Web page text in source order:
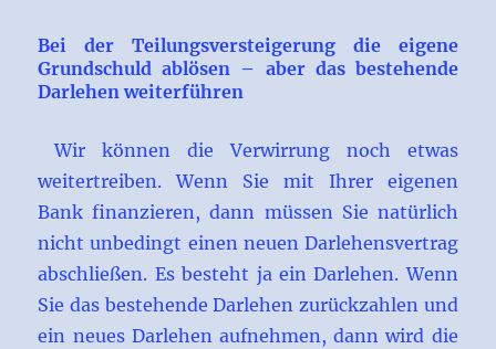
Bei der Teilungsversteigerung die eigene
Grundschuld ablösen – aber das bestehende
Darlehen weiterführen
Wir können die Verwirrung noch etwas
weitertreiben. Wenn Sie mit Ihrer eigenen
Bank finanzieren, dann müssen Sie natürlich
nicht unbedingt einen neuen Darlehensvertrag
abschließen. Es besteht ja ein Darlehen. Wenn
Sie das bestehende Darlehen zurückzahlen und
ein neues Darlehen aufnehmen, dann wird die